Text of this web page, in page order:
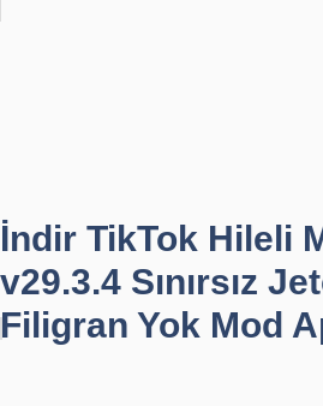
İndir TikTok Hileli
v29.3.4 Sınırsız
Filigran Yok Mod